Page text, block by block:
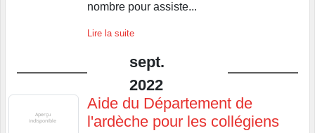
nombre pour assiste...
Lire la suite
sept.
2022
Aide du Département de
l'ardèche pour les collégiens